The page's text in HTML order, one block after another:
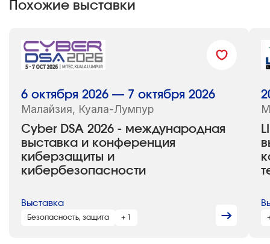
Похожие выставки
Cyber DSA 2026 - международная
выставка и конференция
киберзащиты и
кибербезопасности
6 октября 2026 — 7 октября 2026
Малайзия, Куала-Лумпур
Выставка
Безопасность, защита + 1